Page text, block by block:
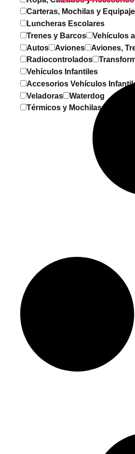
Carteras, Mochilas y
Luncheras Escolares
Trenes y Barcos
Vehículos
Autos
Aviones Aviones,
Radiocontrolados
Vehículos Infantiles
Accesorios Vehículos
Veladoras
Waterdog
Térmicos y Mochilas